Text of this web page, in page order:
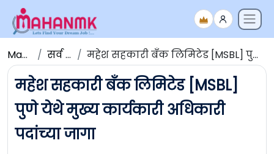
Maha NMK सर्व जाहिराती महेश सहकारी बँक लिमिटेड [MSBL] पुणे येथे मुख्य कार्यकारी अधिकारी पदांच्या जागा
महेश सहकारी बँक लिमिटेड [MSBL]
पुणे येथे मुख्य कार्यकारी अधिकारी
पदांच्या जागा